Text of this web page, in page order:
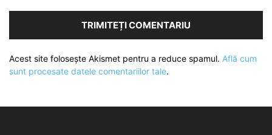
Acest site folosește Akismet pentru a reduce spamul. Află cum
sunt procesate datele comentariilor tale.